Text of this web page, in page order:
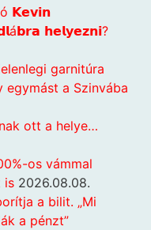
𝗞𝗲𝘃𝗶𝗻
𝗵𝗲𝗹𝘆𝗲𝘇𝗻𝗶?
garnitúra
egymást a Szinvába
ott a helye…
os vámmal
is 2026.08.08.
a bilit. „Mi
a pénzt”